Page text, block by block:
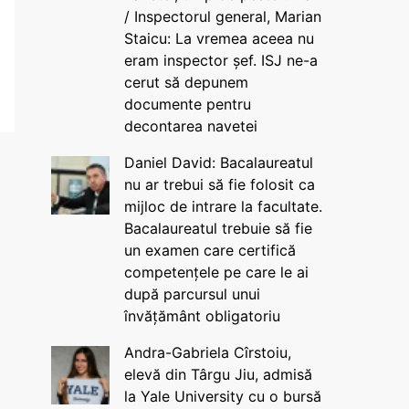
/ Inspectorul general, Marian
Staicu: La vremea aceea nu
eram inspector șef. ISJ ne-a
cerut să depunem
documente pentru
decontarea navetei
Daniel David: Bacalaureatul
nu ar trebui să fie folosit ca
mijloc de intrare la facultate.
Bacalaureatul trebuie să fie
un examen care certifică
competențele pe care le ai
după parcursul unui
învățământ obligatoriu
Andra-Gabriela Cîrstoiu,
elevă din Târgu Jiu, admisă
la Yale University cu o bursă